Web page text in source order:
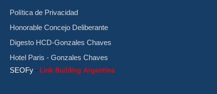
Política de Privacidad
Honorable Concejo Deliberante
Digesto HCD-Gonzales Chaves
Hotel Paris - Gonzales Chaves
SEOFy - Link Building Argentina